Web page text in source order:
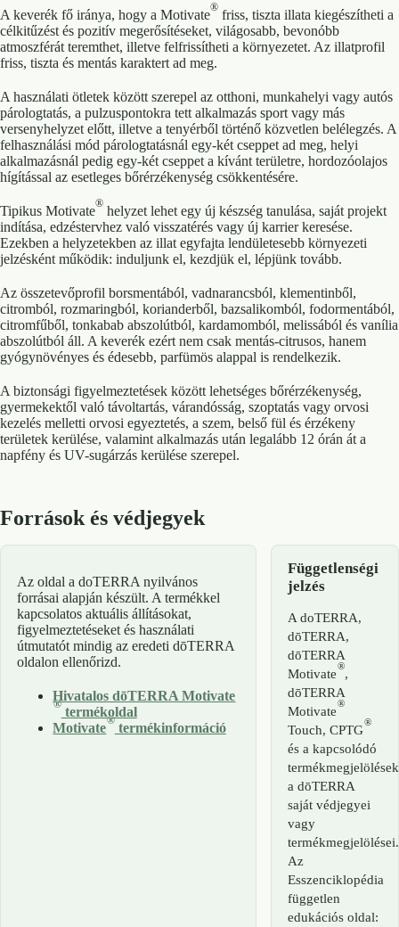
A keverék fő iránya, hogy a Motivate® friss, tiszta illata kiegészítheti a
célkitűzést és pozitív megerősítéseket, világosabb, bevonóbb
atmoszférát teremthet, illetve felfrissítheti a környezetet. Az illatprofil
friss, tiszta és mentás karaktert ad meg.
A használati ötletek között szerepel az otthoni, munkahelyi vagy autós
párologtatás, a pulzuspontokra tett alkalmazás sport vagy más
versenyhelyzet előtt, illetve a tenyérből történő közvetlen belélegzés. A
felhasználási mód párologtatásnál egy-két cseppet ad meg, helyi
alkalmazásnál pedig egy-két cseppet a kívánt területre, hordozóolajos
hígítással az esetleges bőrérzékenység csökkentésére.
Tipikus Motivate® helyzet lehet egy új készség tanulása, saját projekt
indítása, edzéstervhez való visszatérés vagy új karrier keresése.
Ezekben a helyzetekben az illat egyfajta lendületesebb környezeti
jelzésként működik: induljunk el, kezdjük el, lépjünk tovább.
Az összetevőprofil borsmentából, vadnarancsból, klementinből,
citromból, rozmaringból, korianderből, bazsalikomból, fodormentából,
citromfűből, tonkabab abszolútból, kardamomból, melissából és vanília
abszolútból áll. A keverék ezért nem csak mentás-citrusos, hanem
gyógynövényes és édesebb, parfümös alappal is rendelkezik.
A biztonsági figyelmeztetések között lehetséges bőrérzékenység,
gyermekektől való távoltartás, várandósság, szoptatás vagy orvosi
kezelés melletti orvosi egyeztetés, a szem, belső fül és érzékeny
területek kerülése, valamint alkalmazás után legalább 12 órán át a
napfény és UV-sugárzás kerülése szerepel.
Források és védjegyek
Az oldal a doTERRA nyilvános
forrásai alapján készült. A termékkel
kapcsolatos aktuális állításokat,
figyelmeztetéseket és használati
útmutatót mindig az eredeti dōTERRA
oldalon ellenőrizd.
Hivatalos dōTERRA Motivate
® termékoldal
Motivate® termékinformáció
Függetlenségi
jelzés
A doTERRA,
dōTERRA,
dōTERRA
Motivate®,
dōTERRA
Motivate®
Touch, CPTG®
és a kapcsolódó
termékmegjelölések
a dōTERRA
saját védjegyei
vagy
termékmegjelölései.
Az
Esszenciklopédia
független
edukációs oldal: